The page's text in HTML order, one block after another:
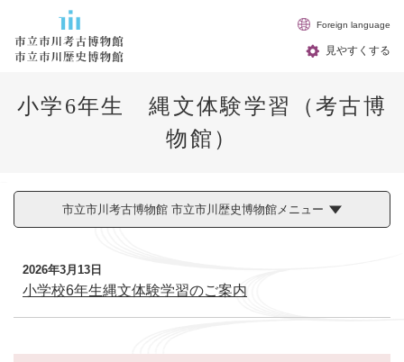
見やすくする
Foreign language
小学6年生 縄文体験学習（考古博
物館）
市立市川考古博物館 市立市川歴史博物館メニュー
2026年3月13日
小学校6年生縄文体験学習のご案内